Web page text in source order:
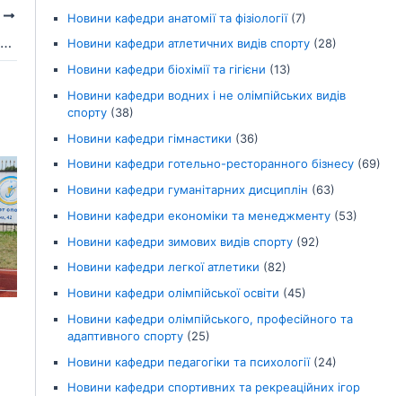
Студенти університету – переможці Кубка з пляжного волейболу
Новини кафедри анатомії та фізіології(7)
Новини кафедри атлетичних видів спорту(28)
Новини кафедри біохімії та гігієни (13)
Новини кафедри водних і не олімпійських видів
спорту(38)
Новини кафедри гімнастики (36)
Новини кафедри готельно-ресторанного бізнесу(69)
Новини кафедри гуманітарних дисциплін (63)
Новини кафедри економіки та менеджменту(53)
Новини кафедри зимових видів спорту(92)
Новини кафедри легкої атлетики (82)
Новини кафедри олімпійської освіти (45)
Новини кафедри олімпійського, професійного та
адаптивного спорту(25)
Новини кафедри педагогіки та психології(24)
Новини кафедри спортивних та рекреаційних ігор